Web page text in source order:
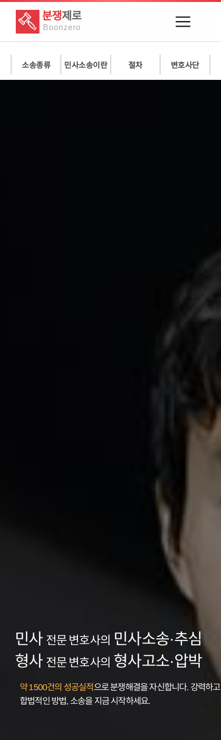
분쟁제로
Boonzero
소송종류 민사소송이란 절차 변호사단
민사전문 변호사의 민사소송·추심
형사전문 변호사의 형사고소·압박
약 1500건의 성공실적으로 분쟁해결을자신합니다.강력하고
합법적인 방법, 소송을 지금 시작하세요.